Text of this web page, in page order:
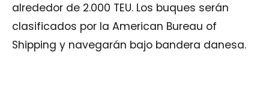
alrededor de 2.000 TEU. Los buques serán
clasificados por la American Bureau of
Shipping y navegarán bajo bandera danesa.